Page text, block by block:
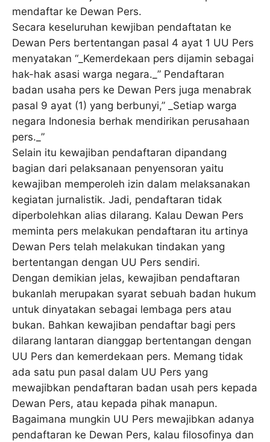
mendaftar ke Dewan Pers.
Secara keseluruhan kewjiban pendaftatan ke
Dewan Pers bertentangan pasal 4 ayat 1 UU Pers
menyatakan “_Kemerdekaan pers dijamin sebagai
hak-hak asasi warga negara._” Pendaftaran
badan usaha pers ke Dewan Pers juga menabrak
pasal 9 ayat (1) yang berbunyi,” _Setiap warga
negara Indonesia berhak mendirikan perusahaan
pers._”
Selain itu kewajiban pendaftaran dipandang
bagian dari pelaksanaan penyensoran yaitu
kewajiban memperoleh izin dalam melaksanakan
kegiatan jurnalistik. Jadi, pendaftaran tidak
diperbolehkan alias dilarang. Kalau Dewan Pers
meminta pers melakukan pendaftaran itu artinya
Dewan Pers telah melakukan tindakan yang
bertentangan dengan UU Pers sendiri.
Dengan demikian jelas, kewajiban pendaftaran
bukanlah merupakan syarat sebuah badan hukum
untuk dinyatakan sebagai lembaga pers atau
bukan. Bahkan kewajiban pendaftar bagi pers
dilarang lantaran dianggap bertentangan dengan
UU Pers dan kemerdekaan pers. Memang tidak
ada satu pun pasal dalam UU Pers yang
mewajibkan pendaftaran badan usah pers kepada
Dewan Pers, atau kepada pihak manapun.
Bagaimana mungkin UU Pers mewajibkan adanya
pendaftaran ke Dewan Pers, kalau filosofinya dan